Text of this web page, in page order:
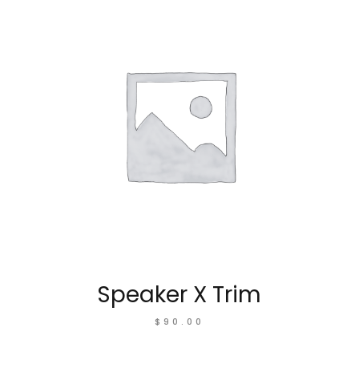
Speaker X Trim
$90.00